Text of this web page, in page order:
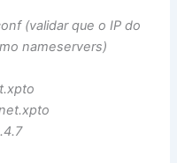
(validar que o IP do
nameservers)